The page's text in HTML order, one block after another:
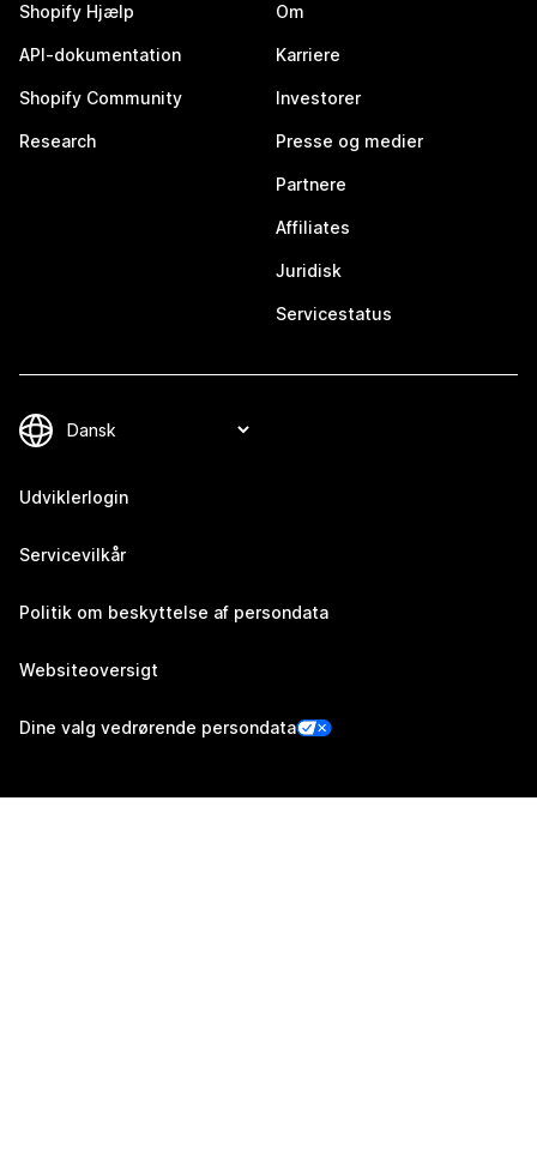
Shopify Hjælp
API-dokumentation
Shopify Community
Research
Om
Karriere
Investorer
Presse og medier
Partnere
Affiliates
Juridisk
Servicestatus
Udviklerlogin
Servicevilkår
Politik om beskyttelse af persondata
Websiteoversigt
Dine valg vedrørende persondata